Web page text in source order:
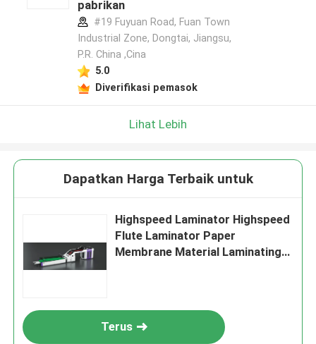
pabrikan
#19 Fuyuan Road, Fuan Town
Industrial Zone, Dongtai, Jiangsu,
P.R. China ,Cina
5.0
Diverifikasi pemasok
Lihat Lebih
Dapatkan Harga Terbaik untuk
Highspeed Laminator Highspeed
Flute Laminator Paper
Membrane Material Laminating
Terus